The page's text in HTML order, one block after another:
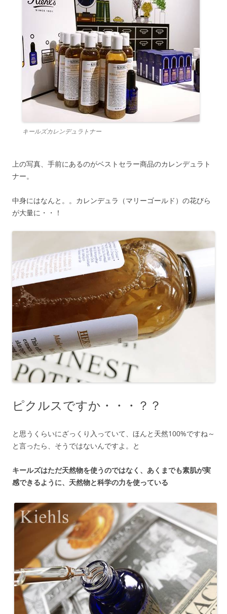
キールズカレンデュラトナー
上の写真、手前にあるのがベストセラー商品のカレンデュラト
ナー。
中身にはなんと。。カレンデュラ（マリーゴールド）の花びら
が大量に・・！
ピクルスですか・・・？？
と思うくらいにざっくり入っていて、ほんと天然100%ですね～
と言ったら、そうではないんですよ。と
キールズはただ天然物を使うのではなく、あくまでも素肌が実
感できるように、天然物と科学の力を使っている